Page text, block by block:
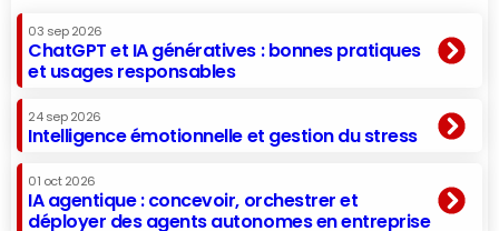
03 sep 2026
ChatGPT et IA génératives : bonnes pratiques
et usages responsables
24 sep 2026
Intelligence émotionnelle et gestion du stress
01 oct 2026
IA agentique : concevoir, orchestrer et
déployer des agents autonomes en entreprise